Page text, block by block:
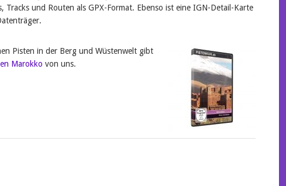
Tracks und Routen als GPX-Format. Ebenso ist eine IGN-Detail-Karte
Pisten in der Berg und Wüstenwelt gibt
Marokko von uns.